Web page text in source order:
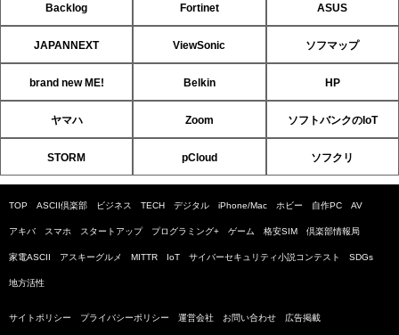
Backlog Fortinet ASUS
JAPANNEXT ViewSonic ソフマップ
brand new ME! Belkin HP
ヤマハ Zoom ソフトバンクのIoT
STORM pCloud ソフクリ
TOP ASCII倶楽部 ビジネス TECH デジタル iPhone/Mac ホビー 自作PC AV
アキバ スマホ スタートアップ プログラミング+ ゲーム 格安SIM 倶楽部情報局
家電ASCII アスキーグルメ MITTR IoT サイバーセキュリティ小説コンテスト SDGs
地方活性
サイトポリシー プライバシーポリシー 運営会社 お問い合わせ 広告掲載